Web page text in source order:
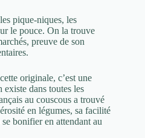
pique-niques, les
le pouce. On la trouve
preuve de son
originale, c’est une
dans toutes les
au couscous a trouvé
en légumes, sa facilité
bonifier en attendant au